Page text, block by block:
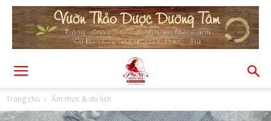
Trang chủ Ẩm thực & du lịch